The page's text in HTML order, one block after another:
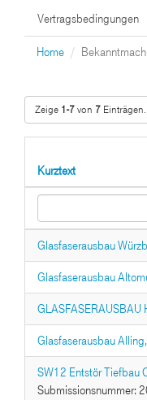
Vertragsbedingungen
Home
Zeige 1-7von 7 Einträgen.
Kurztext
Glasfaserausbau
Glasfaserausbau
GLASFASERAUSBAU
Glasfaserausbau
SW12 Entstör Tiefbau
Submissionsnummer: